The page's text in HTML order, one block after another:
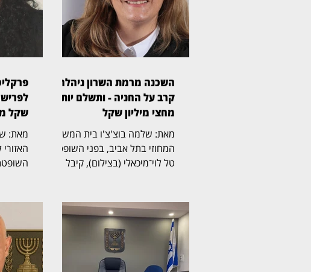
השכנה מרמת השרון ניהלה
קרב על החניה - ותשלם יותר
מחצי מיליון שקל
מאת: שלמה בוצ'צ'ו בית המשפט
המחוזי בתל אביב, בפני השופטת
טל לוי־מיכאלי (בצילום), קיבל
הדין נקבע כי החניה שבמחלוקת
שייכת לבעלי הדירה שתבעו,
ובעלת דירה אחרת בבניין חויבה
בהוצאות חריגות בסכום כולל של
525 אלף שקל. דן ואילנה
שקל
ההליך